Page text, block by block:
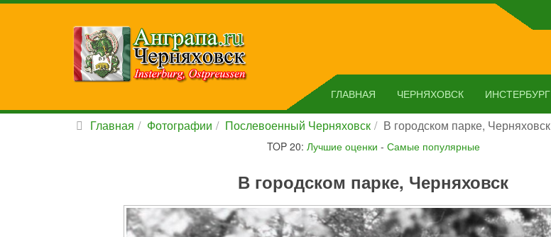
ГЛАВНАЯ ЧЕРНЯХОВСК ИНСТЕРБУРГ
Главная Фотографии Послевоенный Черняховск В городском парке, Черняховск
TOP 20: Лучшие оценки - Самые популярные
В городском парке, Черняховск